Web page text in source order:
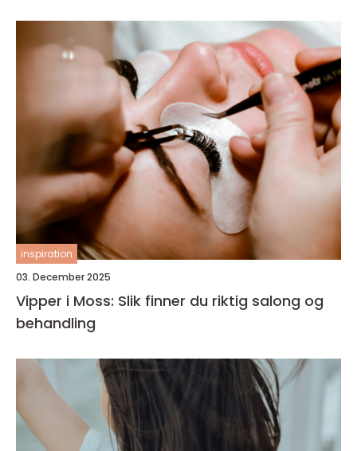
inspiration
03. December 2025
Vipper i Moss: Slik finner du riktig salong og
behandling